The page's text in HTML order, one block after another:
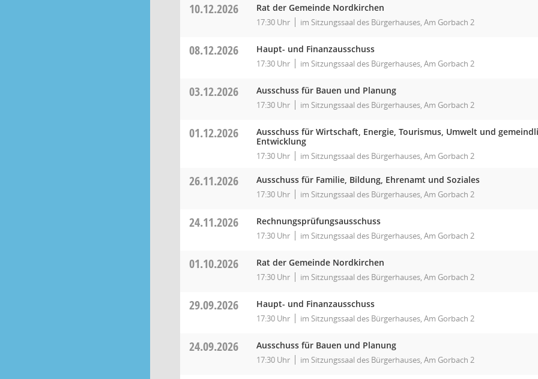
10.12.2026 Rat der Gemeinde Nordkirchen
17:30 Uhr im Sitzungssaal des Bürgerhauses, Am Gorbach 2
08.12.2026 Haupt- und Finanzausschuss
17:30 Uhr im Sitzungssaal des Bürgerhauses, Am Gorbach 2
03.12.2026 Ausschuss für Bauen und Planung
17:30 Uhr im Sitzungssaal des Bürgerhauses, Am Gorbach 2
01.12.2026
Ausschuss für Wirtschaft, Energie, Tourismus, Umwelt und
Entwicklung
17:30 Uhr im Sitzungssaal des Bürgerhauses, Am Gorbach 2
26.11.2026 Ausschuss für Familie, Bildung, Ehrenamt und Soziales
17:30 Uhr im Sitzungssaal des Bürgerhauses, Am Gorbach 2
24.11.2026 Rechnungsprüfungsausschuss
17:30 Uhr im Sitzungssaal des Bürgerhauses, Am Gorbach 2
01.10.2026 Rat der Gemeinde Nordkirchen
17:30 Uhr im Sitzungssaal des Bürgerhauses, Am Gorbach 2
29.09.2026 Haupt- und Finanzausschuss
17:30 Uhr im Sitzungssaal des Bürgerhauses, Am Gorbach 2
24.09.2026 Ausschuss für Bauen und Planung
17:30 Uhr im Sitzungssaal des Bürgerhauses, Am Gorbach 2